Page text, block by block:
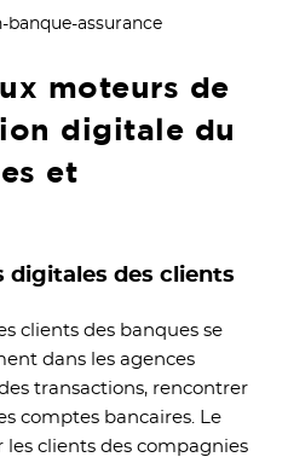
moteurs de
digitale du
et
digitales des clients
clients des banques se
dans les agences
transactions, rencontrer
comptes bancaires. Le
clients des compagnies